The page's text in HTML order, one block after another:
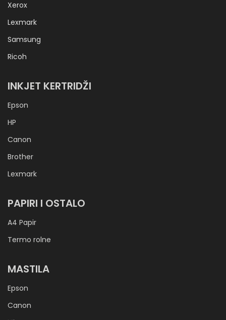
Xerox
Lexmark
Samsung
Ricoh
INKJET KERTRIDŽI
Epson
HP
Canon
Brother
Lexmark
PAPIRI I OSTALO
A4 Papir
Termo rolne
MASTILA
Epson
Canon